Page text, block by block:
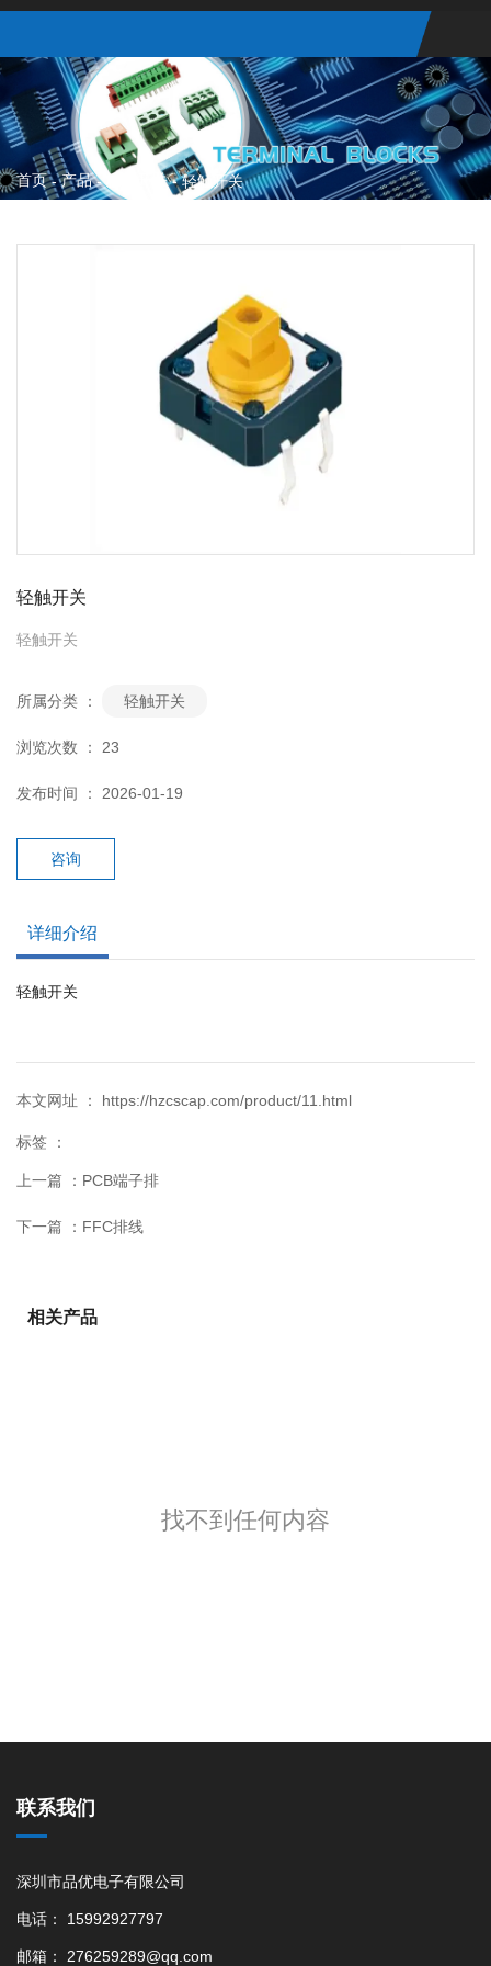
首页-产品 - 轻触开关 -轻触开关
轻触开关
轻触开关
所属分类 ： 轻触开关
浏览次数 ： 23
发布时间 ： 2026-01-19
咨询
详细介绍
轻触开关
本文网址 ： https://hzcscap.com/product/11.html
标签 ：
上一篇 ： PCB端子排
下一篇 ： FFC排线
相关产品
找不到任何内容
联系我们
深圳市品优电子有限公司
电话： 15992927797
邮箱： 276259289@qq.com